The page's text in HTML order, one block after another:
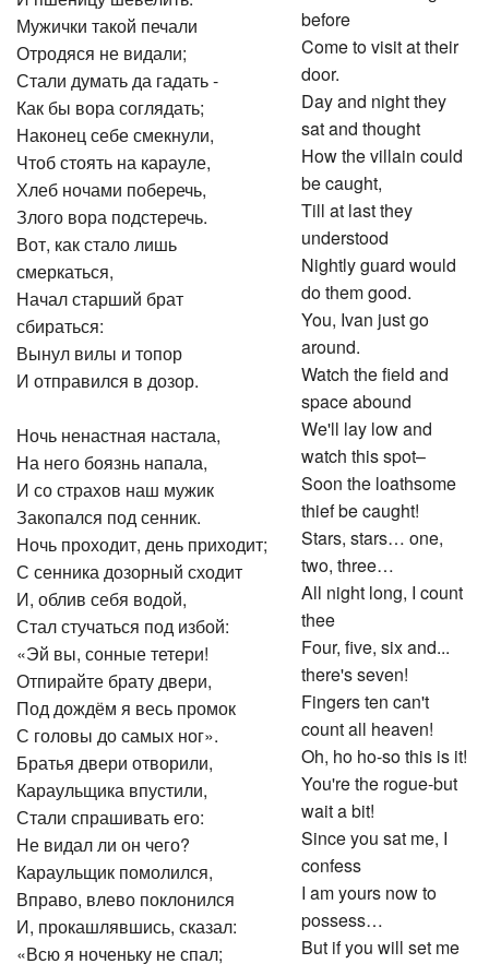
Мужички такой печали
Отродяся не видали;
Стали думать да гадать -
Как бы вора соглядать;
Наконец себе смекнули,
Чтоб стоять на карауле,
Хлеб ночами поберечь,
Злого вора подстеречь.
Вот, как стало лишь
смеркаться,
Начал старший брат
сбираться:
Вынул вилы и топор
И отправился в дозор.
Ночь ненастная настала,
На него боязнь напала,
И со страхов наш мужик
Закопался под сенник.
Ночь проходит, день приходит;
С сенника дозорный сходит
И, облив себя водой,
Стал стучаться под избой:
«Эй вы, сонные тетери!
Отпирайте брату двери,
Под дождём я весь промок
С головы до самых ног».
Братья двери отворили,
Караульщика впустили,
Стали спрашивать его:
Не видал ли он чего?
Караульщик помолился,
Вправо, влево поклонился
И, прокашлявшись, сказал:
«Всю я ноченьку не спал;
before
Come to visit at their
door.
Day and night they
sat and thought
How the villain could
be caught,
Till at last they
understood
Nightly guard would
do them good.
You, Ivan just go
around.
Watch the field and
space abound
We'll lay low and
watch this spot–
Soon the loathsome
thief be caught!
Stars, stars… one,
two, three…
All night long, I count
thee
Four, five, six and...
there's seven!
Fingers ten can't
count all heaven!
Oh, ho ho-so this is it!
You're the rogue-but
wait a bit!
Since you sat me, I
confess
I am yours now to
possess…
But if you will set me